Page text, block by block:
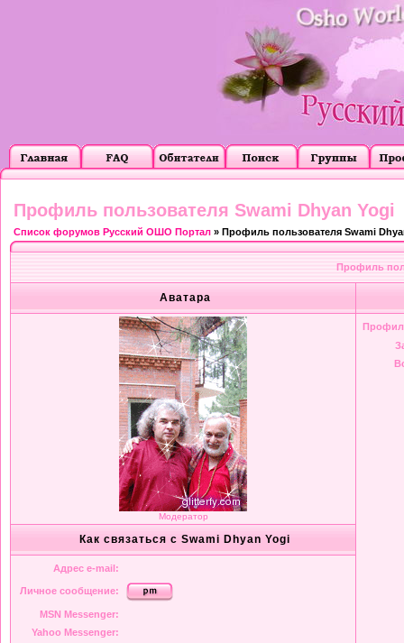
Профиль пользователя Swami Dhyan Yogi
Список форумов Русский ОШО Портал » Профиль пользователя Swami
Профиль
Аватара
Модератор
Как связаться с Swami Dhyan Yogi
Адрес e-mail:
Личное сообщение:
MSN Messenger:
Yahoo Messenger: